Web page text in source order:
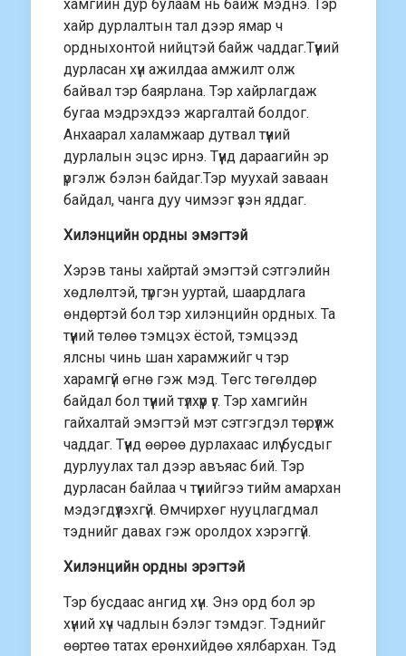
хамгийн дур булаам нь байж мэднэ. Тэр
хайр дурлалтын тал дээр ямар ч
ордныхонтой нийцтэй байж чаддаг.Түүний
дурласан хүн ажилдаа амжилт олж
байвал тэр баярлана. Тэр хайрлагдаж
бугаа мэдрэхдээ жаргалтай болдог.
Анхаарал халамжаар дутвал түүний
дурлалын эцэс ирнэ. Түүнд дараагийн эр
үргэлж бэлэн байдаг.Тэр муухай заваан
байдал, чанга дуу чимээг үзэн яддаг.
Хилэнцийн ордны эмэгтэй
Хэрэв таны хайртай эмэгтэй сэтгэлийн
хөдлөлтэй, түргэн ууртай, шаардлага
өндөртэй бол тэр хилэнцийн ордных. Та
түүний төлөө тэмцэх ёстой, тэмцээд
ялсны чинь шан харамжийг ч тэр
харамгүй өгнө гэж мэд. Төгс төгөлдөр
байдал бол түүний түлхүүр үг. Тэр хамгийн
гайхалтай эмэгтэй мэт сэтгэгдэл төрүүлж
чаддаг. Түүнд өөрөө дурлахаас илүү бусдыг
дурлуулах тал дээр авъяас бий. Тэр
дурласан байлаа ч түүнийгээ тийм амархан
мэдэгдүүлэхгүй. Өмчирхөг нууцлагдмал
тэднийг давах гэж оролдох хэрэггүй.
Хилэнцийн ордны эрэгтэй
Тэр бусдаас ангид хүн. Энэ орд бол эр
хүний хүч чадлын бэлэг тэмдэг. Тэднийг
өөртөө татах ерөнхийдөө хялбархан. Тэд